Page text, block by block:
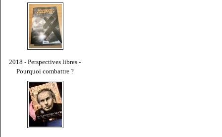
2018 - Perspectives libres -
Pourquoi combattre ?